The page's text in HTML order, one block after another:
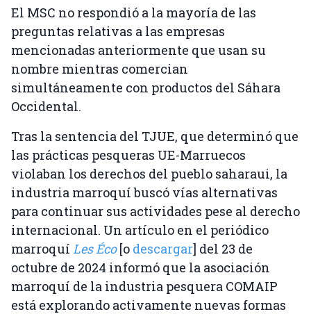
El MSC no respondió a la mayoría de las
preguntas relativas a las empresas
mencionadas anteriormente que usan su
nombre mientras comercian
simultáneamente con productos del Sáhara
Occidental.
Tras la sentencia del TJUE, que determinó que
las prácticas pesqueras UE-Marruecos
violaban los derechos del pueblo saharaui, la
industria marroquí buscó vías alternativas
para continuar sus actividades pese al derecho
internacional. Un artículo en el periódico
marroquí Les Éco[o descargar] del 23 de
octubre de 2024 informó que la asociación
marroquí de la industria pesquera COMAIP
está explorando activamente nuevas formas